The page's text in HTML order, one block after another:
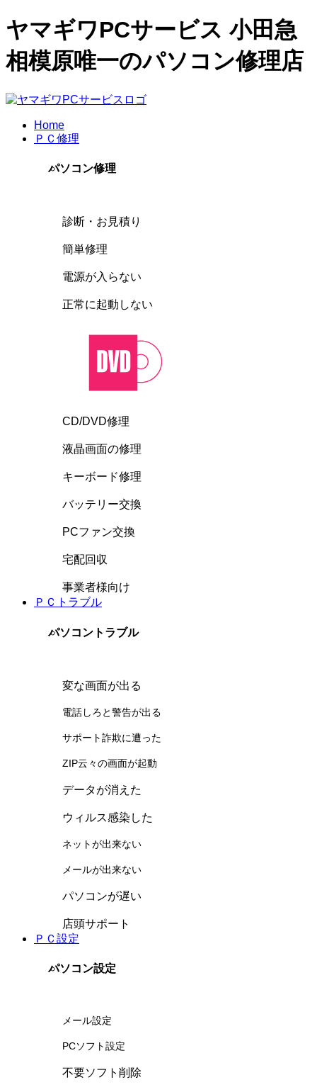
ヤマギワPCサービス 小田急
相模原唯一のパソコン修理店
Home
ＰＣ修理
パソコン修理
診断・お見積り
簡単修理
電源が入らない
正常に起動しない
CD/DVD修理
液晶画面の修理
キーボード修理
バッテリー交換
PCファン交換
宅配回収
事業者様向け
ＰＣトラブル
パソコントラブル
変な画面が出る
電話しろと警告が出る
サポート詐欺に遭った
ZIP云々の画面が起動
データが消えた
ウィルス感染した
ネットが出来ない
メールが出来ない
パソコンが遅い
店頭サポート
ＰＣ設定
パソコン設定
メール設定
PCソフト設定
不要ソフト削除